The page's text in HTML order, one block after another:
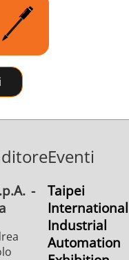
-
Eventi
Taipei
International
Industrial
Automation